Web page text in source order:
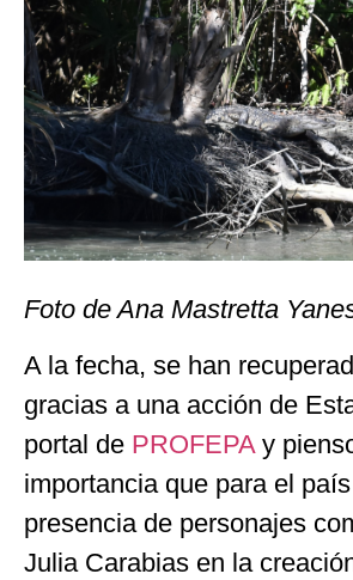
Foto de Ana Mastretta
A la fecha, se han
gracias a una acción de
portal de PROFEPA y
importancia que para el
presencia de personajes
Julia Carabias en la